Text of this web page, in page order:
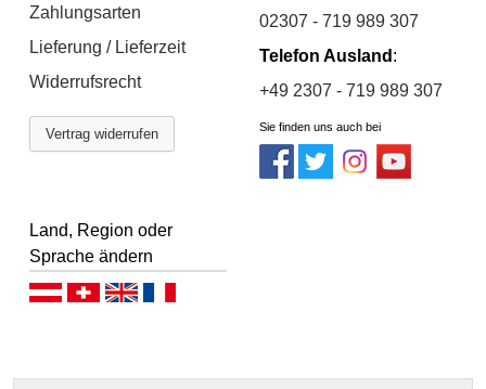
Zahlungsarten
Lieferung / Lieferzeit
Widerrufsrecht
Vertrag widerrufen
02307 - 719 989 307
Telefon Ausland :
+49 2307 - 719 989 307
Sie finden uns auch bei
Land, Region oder
Sprache ändern
Deutsch (AT)Deutsch (CH)